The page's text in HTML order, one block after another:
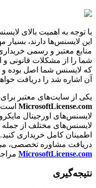
با توجه به اهمیت بالای
این لایسنس‌ها دارند،
منابع معتبر و رسمی
شما را از مشکلات قانونی و
که لایسنس شما اصل بوده و
آن اشاره شد را دریافت
یکی از سایت‌های معتبر
MicrosoftLicense.com
لایسنس‌های اورجینال
لایسنس‌های مختلف از جمله
اطمینان کامل خریداری
دریافت مشاوره تخصصی،
MicrosoftLicense.com
نتیجه‌گیری